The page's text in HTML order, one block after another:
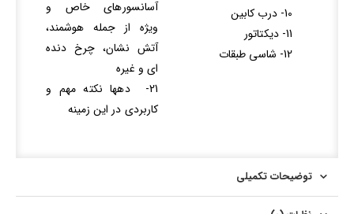
10- درب کابین
11- دیکتاتور
12- شاسی طبقات
آسانسورهای خاص و
ویژه از جمله هوشمند،
آتش نشان، چرخ دنده
ای و غیره
21- دهها نکته مهم و
کاربردی در این زمینه
توضیحات تکمیلی